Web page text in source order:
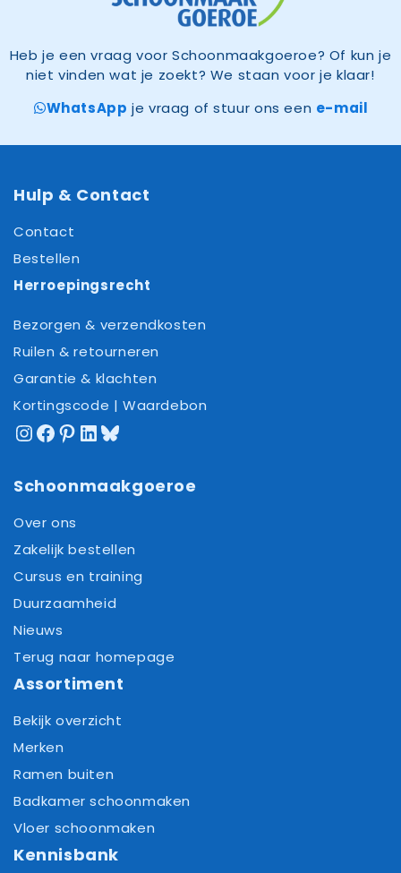
Heb je een vraag voor Schoonmaakgoeroe? Of kun je
niet vinden wat je zoekt? We staan voor je klaar!
WhatsApp je vraag of stuur ons een e-mail
Hulp & Contact
Contact
Bestellen
Herroepingsrecht
Bezorgen & verzendkosten
Ruilen & retourneren
Garantie & klachten
Kortingscode | Waardebon
Instagram
Facebook
Pinterest
LinkedIn
Bluesky
Schoonmaakgoeroe
Over ons
Zakelijk bestellen
Cursus en training
Duurzaamheid
Nieuws
Terug naar homepage
Assortiment
Bekijk overzicht
Merken
Ramen buiten
Badkamer schoonmaken
Vloer schoonmaken
Kennisbank